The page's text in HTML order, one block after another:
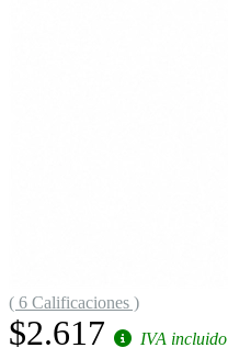
( 6 Calificaciones )
$2.617 IVA incluido